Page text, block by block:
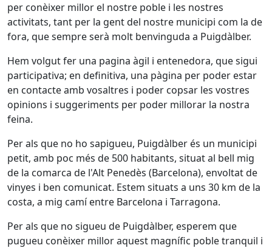
per conèixer millor el nostre poble i les nostres
activitats, tant per la gent del nostre municipi com la de
fora, que sempre serà molt benvinguda a Puigdàlber.
Hem volgut fer una pagina àgil i entenedora, que sigui
participativa; en definitiva, una pàgina per poder estar
en contacte amb vosaltres i poder copsar les vostres
opinions i suggeriments per poder millorar la nostra
feina.
Per als que no ho sapigueu, Puigdàlber és un municipi
petit, amb poc més de 500 habitants, situat al bell mig
de la comarca de l'Alt Penedès (Barcelona), envoltat de
vinyes i ben comunicat. Estem situats a uns 30 km de la
costa, a mig camí entre Barcelona i Tarragona.
Per als que no sigueu de Puigdàlber, esperem que
pugueu conèixer millor aquest magnífic poble tranquil i